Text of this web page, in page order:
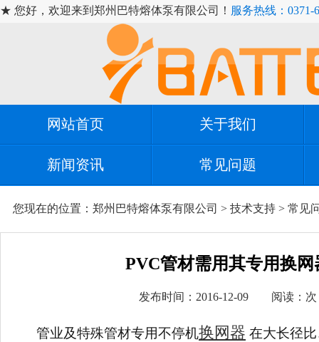
★ 您好，欢迎来到郑州巴特熔体泵有限公司！ 服务热线：0371-
网站首页 关于我们
新闻资讯 常见问题
您现在的位置： 郑州巴特熔体泵有限公司 > 技术支持 > 常见
PVC管材需用其专用换网
发布时间：2016-12-09 阅读： 次
管业及特殊管材专用不停机换网器 在大长径